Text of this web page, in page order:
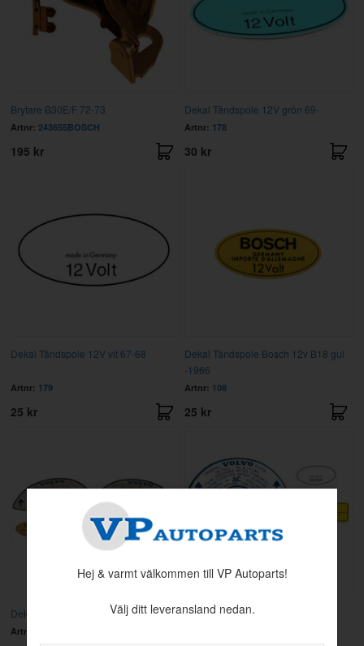
Brytare B30E/F 72-73
Artnr: 243655BOSCH
195 kr
Dekal Tändspole 12V grön 69-
Artnr: 178
30 kr
Dekal Tändspole 12V vit 67-68
Artnr: 179
25 kr
Dekal Tändspole Bosch 12v B18 gul
-1966
Artnr: 108
25 kr
Dekalsats B18B/D 62-66
Artnr:
Dekalsats B18B/D 67-70
Hej & varmt välkommen till VP Autoparts!
Välj ditt leveransland nedan.